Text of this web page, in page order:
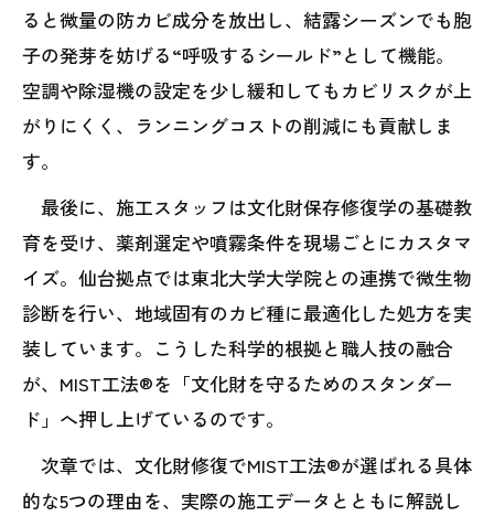
ると微量の防カビ成分を放出し、結露シーズンでも胞
子の発芽を妨げる“呼吸するシールド”として機能。
空調や除湿機の設定を少し緩和してもカビリスクが上
がりにくく、ランニングコストの削減にも貢献しま
す。
最後に、施工スタッフは文化財保存修復学の基礎教
育を受け、薬剤選定や噴霧条件を現場ごとにカスタマ
イズ。仙台拠点では東北大学大学院との連携で微生物
診断を行い、地域固有のカビ種に最適化した処方を実
装しています。こうした科学的根拠と職人技の融合
が、MIST工法®を「文化財を守るためのスタンダー
ド」へ押し上げているのです。
次章では、文化財修復でMIST工法®が選ばれる具体
的な5つの理由を、実際の施工データとともに解説し